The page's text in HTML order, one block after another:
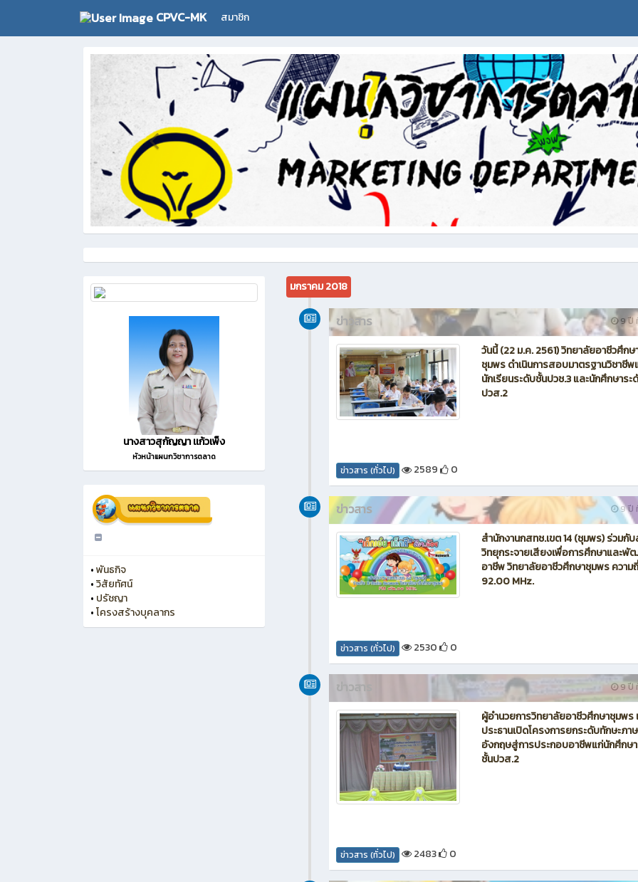
CPVC-MK สมาชิก
นางสาวสุกัญญา เเก้วเพ็ง
หัวหน้าแผนกวิชาการตลาด
•พันธกิจ
•วิสัยทัศน์
• ปรัชญา
•โครงสร้างบุคลากร
มกราคม 2018
9 ปี
ข่าวสาร
วันนี้ (22 ม.ค. 2561) วิทยาลัยอาชีวศึกษ
ชุมพร ดำเนินการสอบมาตรฐานวิชาชีพ
นักเรียนระดับชั้นปวช.3 และนักศึกษาระ
ปวส.2
ข่าวสาร (ทั่วไป) 2589 0
9 ปี
ข่าวสาร
สำนักงานกสทช.เขต 14 (ชุมพร) ร่วมกั
วิทยุกระจายเสียงเพื่อการศึกษาและพั
อาชีพ วิทยาลัยอาชีวศึกษาชุมพร ความถี่
92.00 MHz.
ข่าวสาร (ทั่วไป) 2530 0
9 ปี
ข่าวสาร
ผู้อำนวยการวิทยาลัยอาชีวศึกษาชุมพร
ประธานเปิดโครงการยกระดับทักษะภา
อังกฤษสู่การประกอบอาชีพแก่นักศึกษ
ชั้นปวส.2
ข่าวสาร (ทั่วไป) 2483 0